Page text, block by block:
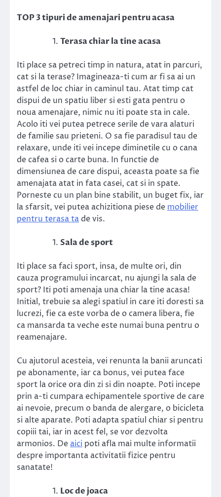
TOP 3 tipuri de amenajari pentru acasa
Terasa chiar la tine acasa
Iti place sa petreci timp in natura, atat in parcuri,
cat si la terase? Imagineaza-ti cum ar fi sa ai un
astfel de loc chiar in caminul tau. Atat timp cat
dispui de un spatiu liber si esti gata pentru o
noua amenajare, nimic nu iti poate sta in cale.
Acolo iti vei putea petrece serile de vara alaturi
de familie sau prieteni. O sa fie paradisul tau de
relaxare, unde iti vei incepe diminetile cu o cana
de cafea si o carte buna. In functie de
dimensiunea de care dispui, aceasta poate sa fie
amenajata atat in fata casei, cat si in spate.
Porneste cu un plan bine stabilit, un buget fix, iar
la sfarsit, vei putea achizitiona piese de mobilier
pentru terasa ta de vis.
Sala de sport
Iti place sa faci sport, insa, de multe ori, din
cauza programului incarcat, nu ajungi la sala de
sport? Iti poti amenaja una chiar la tine acasa!
Initial, trebuie sa alegi spatiul in care iti doresti sa
lucrezi, fie ca este vorba de o camera libera, fie
ca mansarda ta veche este numai buna pentru o
reamenajare.
Cu ajutorul acesteia, vei renunta la banii aruncati
pe abonamente, iar ca bonus, vei putea face
sport la orice ora din zi si din noapte. Poti incepe
prin a-ti cumpara echipamentele sportive de care
ai nevoie, precum o banda de alergare, o bicicleta
si alte aparate. Poti adapta spatiul chiar si pentru
copiii tai, iar in acest fel, se vor dezvolta
armonios. De aici poti afla mai multe informatii
despre importanta activitatii fizice pentru
sanatate!
Loc de joaca